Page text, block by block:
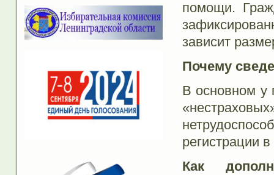
помощи.
зависит
Почему
В основном у
регистрации
Как